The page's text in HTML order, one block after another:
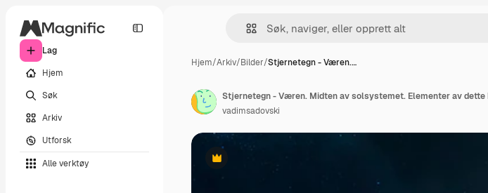
Lag
Hjem
Søk
Arkiv
Utforsk
Alle verktøy
Hjem/Arkiv/Bilder/Stjernetegn - Væren.…
Premium
vadimsadovski